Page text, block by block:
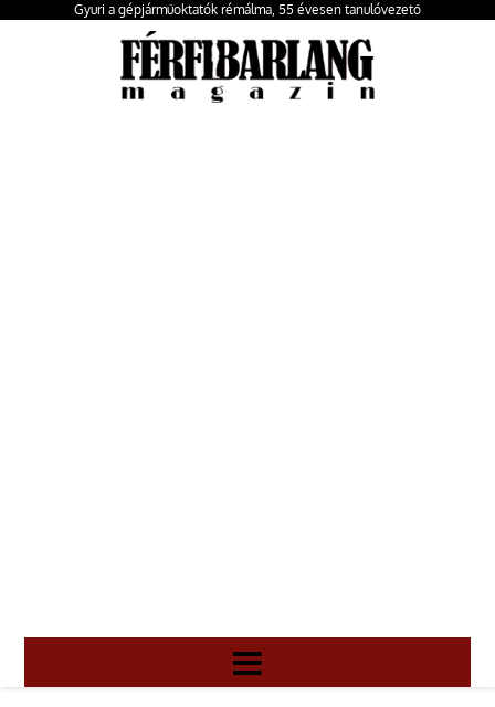
Gyuri a gépjárműoktatók rémálma, 55 évesen tanulóvezető